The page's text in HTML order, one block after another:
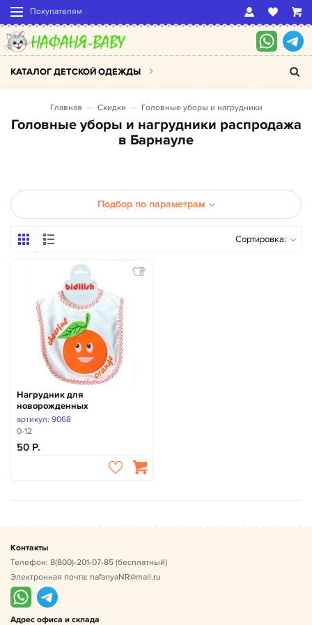
Покупателям
КАТАЛОГ ДЕТСКОЙ ОДЕЖДЫ
Главная Скидки Головные уборы и нагрудники
Головные уборы и нагрудники распродажа
в Барнауле
Подбор по параметрам
Сортировка:
Нагрудник для
новорожденных
артикул: 9068
0-12
50
Контакты
Телефон: 8(800)-201-07-85 (бесплатный)
Электронная почта: nafanyaNR@mail.ru
Адрес офиса и склада